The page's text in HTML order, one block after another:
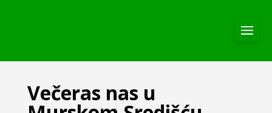
Večeras nas u